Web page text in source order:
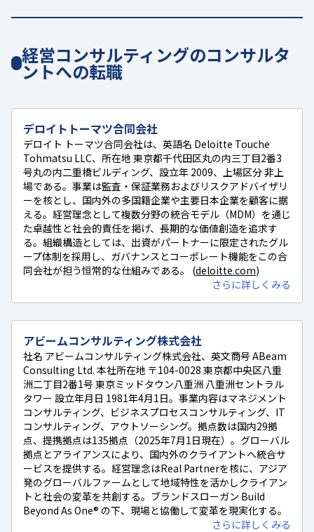
経営コンサルティングのコンサルタ
ントへの転職
デロイトトーマツ合同会社
デロイト トーマツ合同会社は、英語名 Deloitte Touche
Tohmatsu LLC、所在地 東京都千代田区丸の内三丁目2番3
号丸の内二重橋ビルディング、設立年 2009、上場区分 非上
場である。事業は監査・保証業務およびリスクアドバイザリ
ーを核とし、国内外の多国籍企業や主要日本企業を顧客に据
える。経営理念として複数分野の統合モデル（MDM）を通じ
た卓越性と社会的責任を掲げ、長期的な価値創造を追求す
る。組織構造としては、出資がパートナーに限定されたグル
ープ体制を採用し、ガバナンスとコーポレート機能をこの合
同会社が担う恒常的な仕組みである。 (deloitte.com)
さらに詳しくみる
アビームコンサルティング株式会社
社名 アビームコンサルティング株式会社、英文商号 ABeam
Consulting Ltd. 本社所在地 〒104-0028 東京都中央区八重
洲二丁目2番1号 東京ミッドタウン八重洲 八重洲セントラル
タワー 設立年月日 1981年4月1日。事業内容はマネジメント
コンサルティング、ビジネスプロセスコンサルティング、IT
コンサルティング、アウトソーシング。拠点数は国内29拠
点、提携拠点は135拠点（2025年7月1日現在）。グローバル
拠点とアライアンスにより、国内外のクライアントへ統合サ
ービスを提供する。経営理念はReal Partnerを核に、アジア
発のグローバルファームとして地域特性を活かしクライアン
トと社会の変革を共創する。ブランドスローガン Build
Beyond As One® の下、現場と協働して変革を現実化する。
さらに詳しくみる